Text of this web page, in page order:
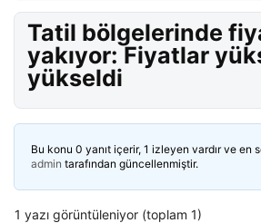
Tatil bölgelerinde
yakıyor: Fiyatlar
yükseldi
Bu konu 0 yanıt içerir, 1 izleyen vardır ve en
admin tarafından güncellenmiştir.
1 yazı görüntüleniyor (toplam 1)